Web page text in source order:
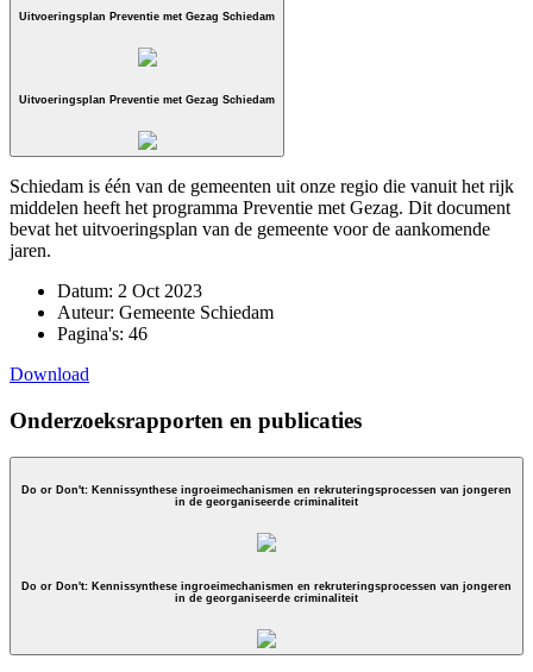
Uitvoeringsplan Preventie met Gezag Schiedam
Uitvoeringsplan Preventie met Gezag Schiedam
Schiedam is één van de gemeenten uit onze regio die vanuit het rijk
middelen heeft het programma Preventie met Gezag. Dit document
bevat het uitvoeringsplan van de gemeente voor de aankomende
jaren.
Datum: 2 Oct 2023
Auteur: Gemeente Schiedam
Pagina's: 46
Download
Onderzoeksrapporten en publicaties
Do or Don't: Kennissynthese ingroeimechanismen en rekruteringsprocessen van jongeren
in de georganiseerde criminaliteit
Do or Don't: Kennissynthese ingroeimechanismen en rekruteringsprocessen van jongeren
in de georganiseerde criminaliteit